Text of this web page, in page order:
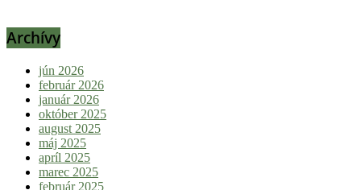
Archívy
jún 2026
február 2026
január 2026
október 2025
august 2025
máj 2025
apríl 2025
marec 2025
február 2025